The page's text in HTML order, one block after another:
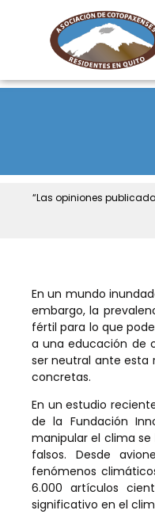
“Las opiniones
En un mundo
embargo, la
fértil para lo que
a una educación de
ser neutral ante esta
concretas.
En un estudio
de la Fundación
manipular el clima
falsos. Desde
fenómenos
6.000 artículos
significativo en el